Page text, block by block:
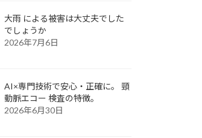
大雨 による被害は大丈夫でした
でしょうか
2026年7月6日
AI×専門技術で安心・正確に。 頸
動脈エコー 検査の特徴。
2026年6月30日